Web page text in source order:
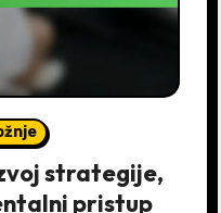
strategije,
pristup